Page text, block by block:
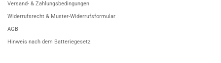
Versand- & Zahlungsbedingungen
Widerrufsrecht & Muster-Widerrufsformular
AGB
Hinweis nach dem Batteriegesetz